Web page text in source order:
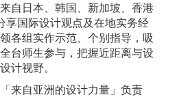
自日本、韩国、新加坡、香港
享国际设计观点及在地实务经
各组实作示范、个别指导，吸
台师生参与，把握近距离与设
计视野。
来自亚洲的设计力量」负责